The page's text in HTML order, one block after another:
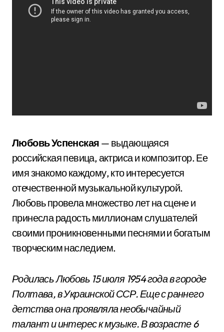
Любовь Успенская — выдающаяся
российская певица, актриса и композитор. Ее
имя знакомо каждому, кто интересуется
отечественной музыкальной культурой.
Любовь провела множество лет на сцене и
принесла радость миллионам слушателей
своими проникновенными песнями и богатым
творческим наследием.
Родилась Любовь 15 июля 1954 года в городе
Полтава, в Украинской ССР. Еще с раннего
детства она проявляла необычайный
талант и интерес к музыке. В возрасте 6